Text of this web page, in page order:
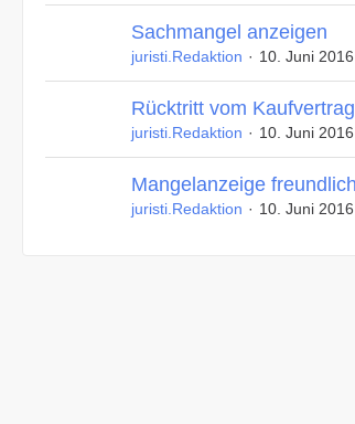
Sachmangel anzeigen
juristi.Redaktion 10. Juni
Rücktritt vom Kaufvertrag
juristi.Redaktion 10. Juni
Mangelanzeige freundlich
juristi.Redaktion 10. Juni